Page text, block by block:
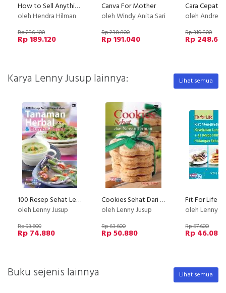
How to Sell Anything, Anytime, Anywhere to Anyone (PLATINUM)
oleh Hendra Hilman
Rp 236.400
Rp 189.120
Canva For Mother
oleh Windy Anita Sari
Rp 238.800
Rp 191.040
oleh
Rp 310.800
Rp
Karya Lenny Jusup lainnya: Lihat semua
100 Resep Sehat Lezat Dari Tanaman Herbal & Bumbu Dapur
oleh Lenny Jusup
Rp 93.600
Rp 74.880
Cookies Sehat Dari Negeri Jerman
oleh Lenny Jusup
Rp 63.600
Rp 50.880
oleh Lenny
Rp 57.600
Rp 46.080
Buku sejenis lainnya Lihat semua